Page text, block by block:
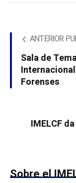
ANTERIOR
Sala de
Forenses
IMELCF
Sobre el